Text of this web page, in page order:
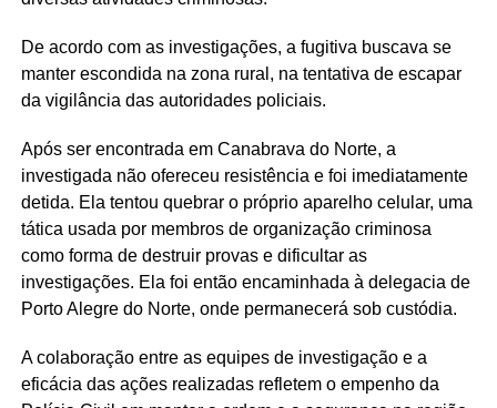
De acordo com as investigações, a fugitiva buscava se
manter escondida na zona rural, na tentativa de escapar
da vigilância das autoridades policiais.
Após ser encontrada em Canabrava do Norte, a
investigada não ofereceu resistência e foi imediatamente
detida. Ela tentou quebrar o próprio aparelho celular, uma
tática usada por membros de organização criminosa
como forma de destruir provas e dificultar as
investigações. Ela foi então encaminhada à delegacia de
Porto Alegre do Norte, onde permanecerá sob custódia.
A colaboração entre as equipes de investigação e a
eficácia das ações realizadas refletem o empenho da